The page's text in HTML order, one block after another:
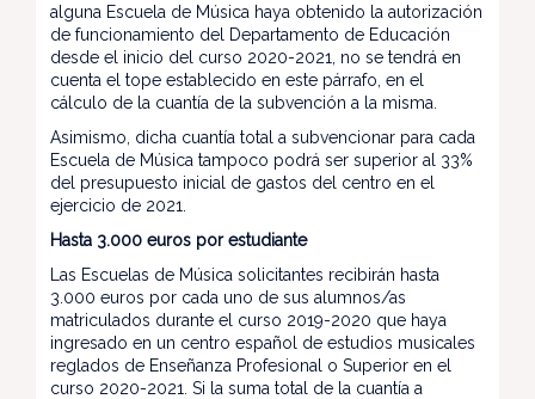
alguna Escuela de Música haya obtenido la autorización
de funcionamiento del Departamento de Educación
desde el inicio del curso 2020-2021, no se tendrá en
cuenta el tope establecido en este párrafo, en el
cálculo de la cuantía de la subvención a la misma.
Asimismo, dicha cuantía total a subvencionar para cada
Escuela de Música tampoco podrá ser superior al 33%
del presupuesto inicial de gastos del centro en el
ejercicio de 2021.
Hasta 3.000 euros por estudiante
Las Escuelas de Música solicitantes recibirán hasta
3.000 euros por cada uno de sus alumnos/as
matriculados durante el curso 2019-2020 que haya
ingresado en un centro español de estudios musicales
reglados de Enseñanza Profesional o Superior en el
curso 2020-2021. Si la suma total de la cuantía a